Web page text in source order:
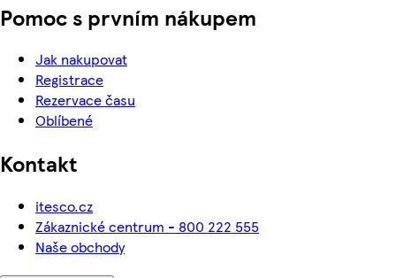
Pomoc s prvním nákupem
Jak nakupovat
Registrace
Rezervace času
Oblíbené
Kontakt
itesco.cz
Zákaznické centrum - 800 222 555
Naše obchody